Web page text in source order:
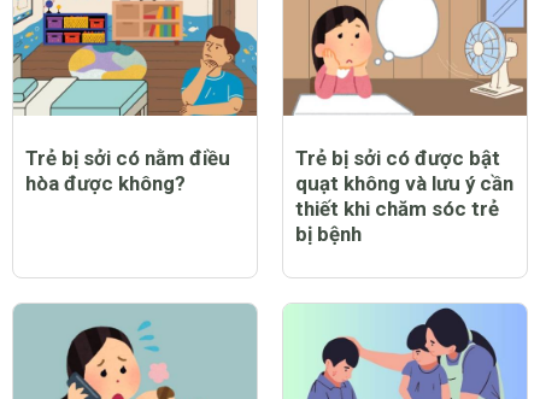
Trẻ bị sởi có nằm điều
hòa được không?
Trẻ bị sởi có được bật
quạt không và lưu ý cần
thiết khi chăm sóc trẻ
bị bệnh